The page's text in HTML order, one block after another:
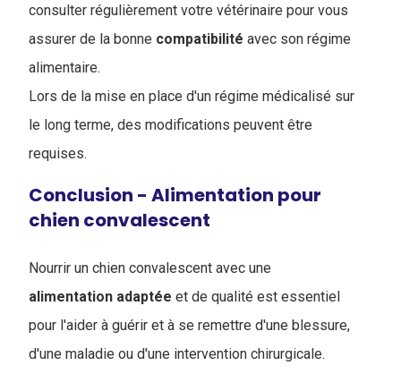
consulter régulièrement votre vétérinaire pour vous
assurer de la bonne compatibilité avec son régime
alimentaire.
Lors de la mise en place d'un régime médicalisé sur
le long terme, des modifications peuvent être
requises.
Conclusion - Alimentation pour
chien convalescent
Nourrir un chien convalescent avec une
alimentation adaptée et de qualité est essentiel
pour l'aider à guérir et à se remettre d'une blessure,
d'une maladie ou d'une intervention chirurgicale.